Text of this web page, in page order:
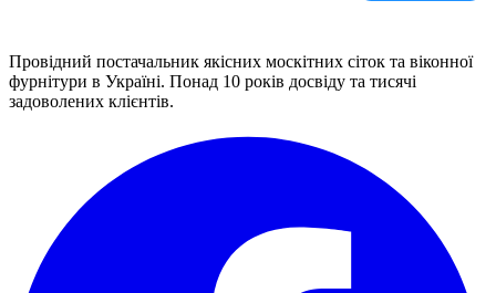
Провідний постачальник якісних москітних сіток та віконної
фурнітури в Україні. Понад 10 років досвіду та тисячі
задоволених клієнтів.